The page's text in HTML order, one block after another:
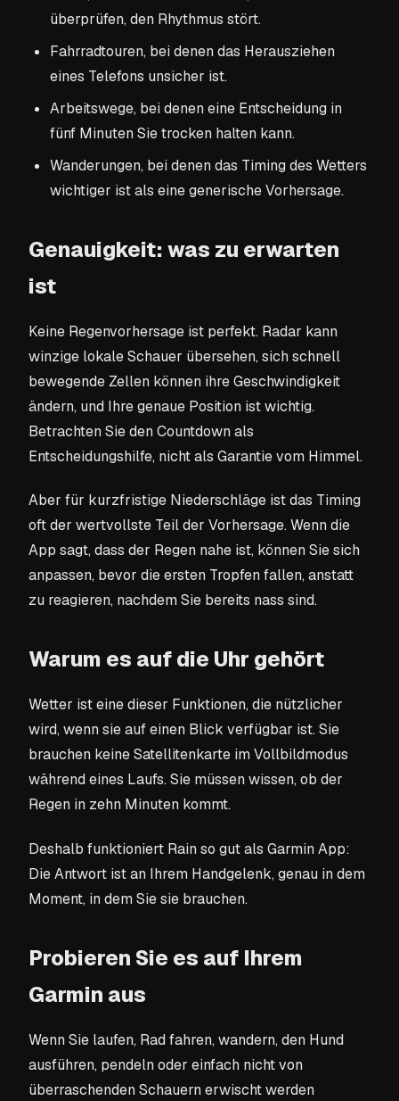
überprüfen, den Rhythmus stört.
Fahrradtouren, bei denen das Herausziehen
eines Telefons unsicher ist.
Arbeitswege, bei denen eine Entscheidung in
fünf Minuten Sie trocken halten kann.
Wanderungen, bei denen das Timing des Wetters
wichtiger ist als eine generische Vorhersage.
Genauigkeit: was zu erwarten
ist
Keine Regenvorhersage ist perfekt. Radar kann
winzige lokale Schauer übersehen, sich schnell
bewegende Zellen können ihre Geschwindigkeit
ändern, und Ihre genaue Position ist wichtig.
Betrachten Sie den Countdown als
Entscheidungshilfe, nicht als Garantie vom Himmel.
Aber für kurzfristige Niederschläge ist das Timing
oft der wertvollste Teil der Vorhersage. Wenn die
App sagt, dass der Regen nahe ist, können Sie sich
anpassen, bevor die ersten Tropfen fallen, anstatt
zu reagieren, nachdem Sie bereits nass sind.
Warum es auf die Uhr gehört
Wetter ist eine dieser Funktionen, die nützlicher
wird, wenn sie auf einen Blick verfügbar ist. Sie
brauchen keine Satellitenkarte im Vollbildmodus
während eines Laufs. Sie müssen wissen, ob der
Regen in zehn Minuten kommt.
Deshalb funktioniert Rain so gut als Garmin App:
Die Antwort ist an Ihrem Handgelenk, genau in dem
Moment, in dem Sie sie brauchen.
Probieren Sie es auf Ihrem
Garmin aus
Wenn Sie laufen, Rad fahren, wandern, den Hund
ausführen, pendeln oder einfach nicht von
überraschenden Schauern erwischt werden